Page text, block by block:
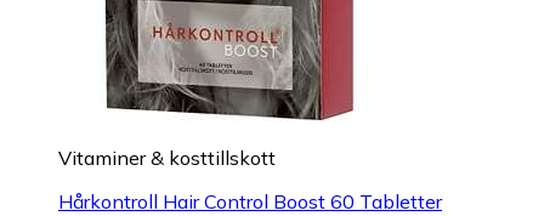
Vitaminer & kosttillskott
Hårkontroll Hair Control Boost 60 Tabletter